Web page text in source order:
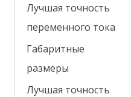
Лучшая точность
переменного тока
Габаритные
размеры
Лучшая точность